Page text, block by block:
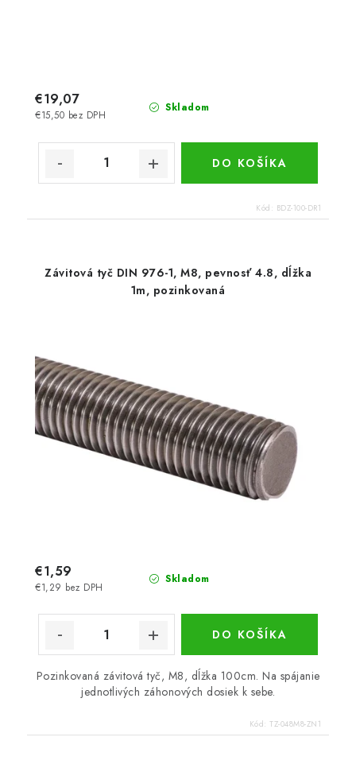
Skladom
€15,50 bez DPH
€19,07
DO KOŠÍKA
Kód: BDZ-100-DR1
Závitová tyč DIN 976-1, M8, pevnosť 4.8, dĺžka
1m, pozinkovaná
Skladom
€1,29 bez DPH
€1,59
DO KOŠÍKA
Pozinkovaná závitová tyč, M8, dĺžka 100cm. Na spájanie
jednotlivých záhonových dosiek k sebe.
Kód: TZ-048M8-ZN1